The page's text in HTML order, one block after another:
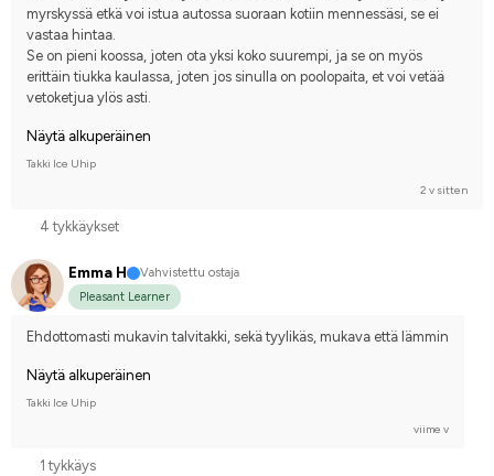
myrskyssä etkä voi istua autossa suoraan kotiin mennessäsi, se ei
vastaa hintaa.
Se on pieni koossa, joten ota yksi koko suurempi, ja se on myös
erittäin tiukka kaulassa, joten jos sinulla on poolopaita, et voi vetää
vetoketjua ylös asti.
Näytä alkuperäinen
Takki Ice Uhip
2 v sitten
4 tykkäykset
Emma H
Vahvistettu ostaja
Pleasant Learner
Ehdottomasti mukavin talvitakki, sekä tyylikäs, mukava että lämmin
Näytä alkuperäinen
Takki Ice Uhip
viime v
1 tykkäys